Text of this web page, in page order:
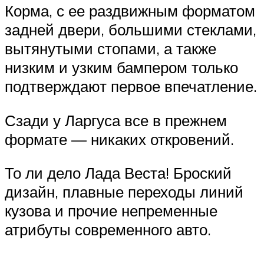
Корма, с ее раздвижным форматом
задней двери, большими стеклами,
вытянутыми стопами, а также
низким и узким бампером только
подтверждают первое впечатление.
Сзади у Ларгуса все в прежнем
формате — никаких откровений.
То ли дело Лада Веста! Броский
дизайн, плавные переходы линий
кузова и прочие непременные
атрибуты современного авто.